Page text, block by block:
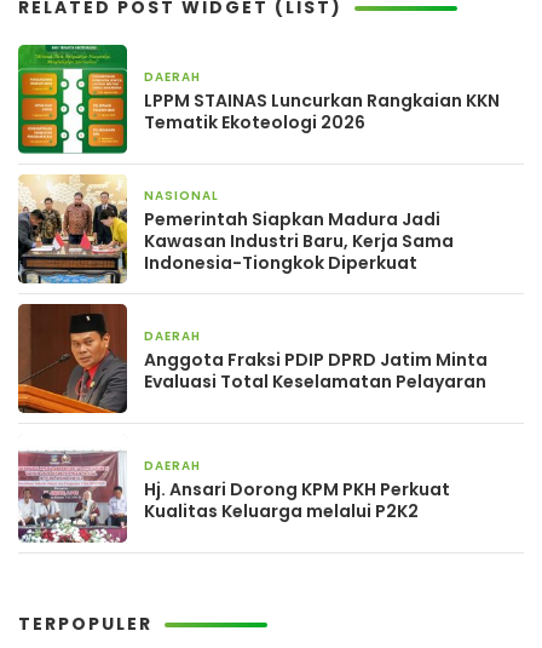
RELATED POST WIDGET (LIST)
DAERAH
LPPM STAINAS Luncurkan Rangkaian KKN
Tematik Ekoteologi 2026
NASIONAL
Pemerintah Siapkan Madura Jadi
Kawasan Industri Baru, Kerja Sama
Indonesia-Tiongkok Diperkuat
DAERAH
Anggota Fraksi PDIP DPRD Jatim Minta
Evaluasi Total Keselamatan Pelayaran
DAERAH
Hj. Ansari Dorong KPM PKH Perkuat
Kualitas Keluarga melalui P2K2
TERPOPULER